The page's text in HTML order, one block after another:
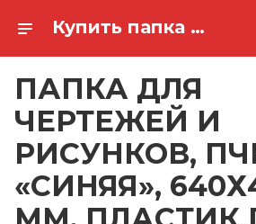
Купить папка для чертежей и рисунков, пчелка «синяя», 640х470 мм, пластик ПМ-А2-35 в Ростове-на-Дону
ПАПКА ДЛЯ
ЧЕРТЕЖЕЙ И
РИСУНКОВ,
«СИНЯЯ»,